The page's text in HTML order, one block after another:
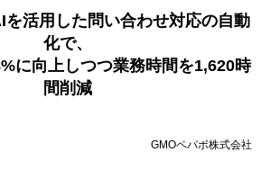
活用した問い合わせ対応の自動
化で、
に向上しつつ業務時間を1,620時
間削減
GMOペパボ株式会社